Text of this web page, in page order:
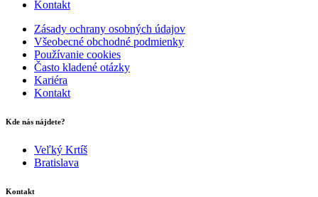
Kontakt
Zásady ochrany osobných údajov
Všeobecné obchodné podmienky
Používanie cookies
Často kladené otázky
Kariéra
Kontakt
Kde nás nájdete?
Veľký Krtíš
Bratislava
Kontakt